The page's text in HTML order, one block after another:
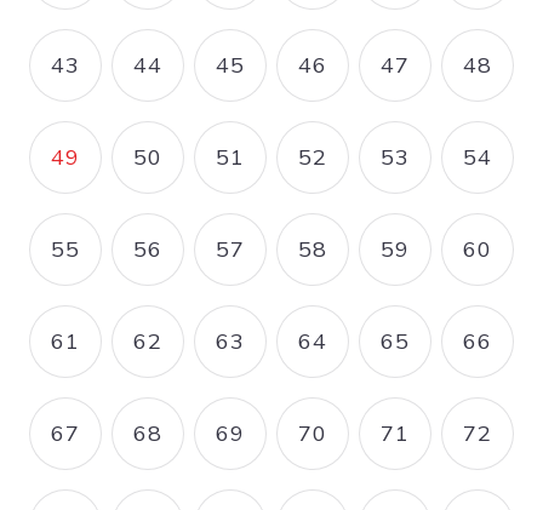
PAGE
43 PAGE
44 PAGE
45 PAGE
46 PAGE
47 PAGE
48
PAGE COURANTE
49 PAGE
50 PAGE
51 PAGE
52 PAGE
53 PAGE
54
PAGE
55 PAGE
56 PAGE
57 PAGE
58 PAGE
59 PAGE
60
PAGE
61 PAGE
62 PAGE
63 PAGE
64 PAGE
65 PAGE
66
PAGE
67 PAGE
68 PAGE
69 PAGE
70 PAGE
71 PAGE
72